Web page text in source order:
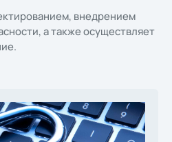
внедрением
а также осуществляет